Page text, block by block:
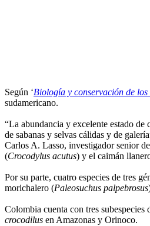
Según ‘Biología y conservación de
sudamericano.
“La abundancia y excelente estado de
de sabanas y selvas cálidas y de
Carlos A. Lasso, investigador senior
(Crocodylus acutus) y el caimán
Por su parte, cuatro especies de tres
morichalero (Paleosuchus palpebrosus
Colombia cuenta con tres subespecies
crocodilus en Amazonas y Orinoco.